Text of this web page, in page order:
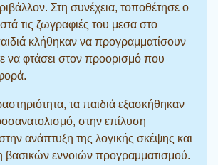
Στη συνέχεια, τοποθέτησε ο
τις ζωγραφιές του μεσα στο
κλήθηκαν να προγραμματίσουν
να φτάσει στον προορισμό που
τα παιδιά εξασκήθηκαν
στην επίλυση
ανάπτυξη της λογικής σκέψης και
βασικών εννοιών προγραμματισμού.